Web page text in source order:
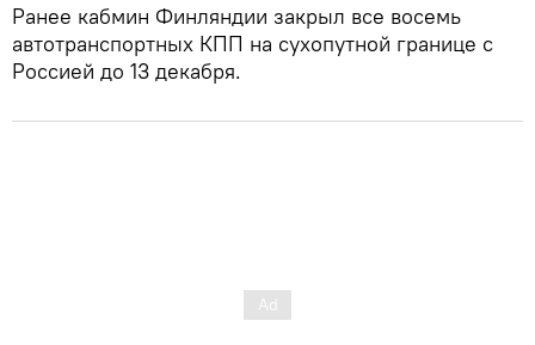
Ранее кабмин Финляндии закрыл все восемь
автотранспортных КПП на сухопутной границе с
Россией до 13 декабря.